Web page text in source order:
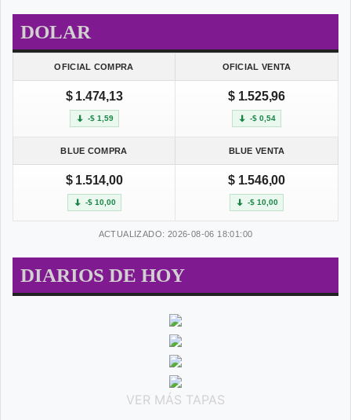
DOLAR
OFICIAL COMPRA OFICIAL VENTA
$ 1.474,13
-$ 1,59
$ 1.525,96
-$ 0,54
BLUE COMPRA BLUE VENTA
$ 1.514,00
-$ 10,00
$ 1.546,00
-$ 10,00
ACTUALIZADO: 2026-08-06 18:01:00
DIARIOS DE HOY
VER MÁS TAPAS